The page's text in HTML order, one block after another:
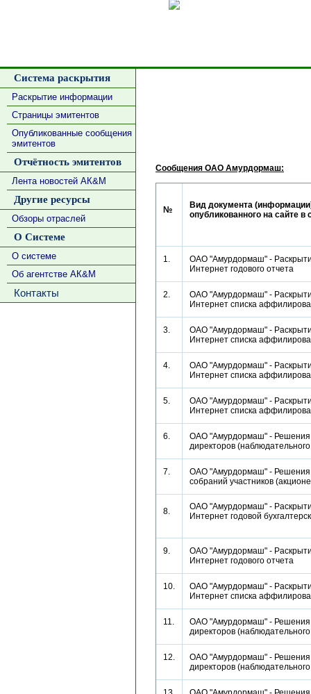
Система раскрытия
Раскрытие информации
Страницы эмитентов
Опубликованные сообщения
эмитентов
Отчётность эмитентов
Лента новостей АК&М
Другие ресурсы
Обзоры отраслей
О Системе
О системе
Об агентстве АК&М
Контакты
Сообщения ОАО Амурдормаш:
№
Вид документа
опубликованного на сайте в
1.
ОАО "Амурдормаш" -
Интернет годового отчета
2.
ОАО "Амурдормаш" -
Интернет списка
3.
ОАО "Амурдормаш" -
Интернет списка
4.
ОАО "Амурдормаш" -
Интернет списка
5.
ОАО "Амурдормаш" -
Интернет списка
6.
ОАО "Амурдормаш" - Решения
директоров
7.
ОАО "Амурдормаш" -
собраний участников
8.
ОАО "Амурдормаш" -
Интернет годовой
9.
ОАО "Амурдормаш" -
Интернет годового отчета
10.
ОАО "Амурдормаш" -
Интернет списка
11.
ОАО "Амурдормаш" - Решения
директоров
12.
ОАО "Амурдормаш" - Решения
директоров